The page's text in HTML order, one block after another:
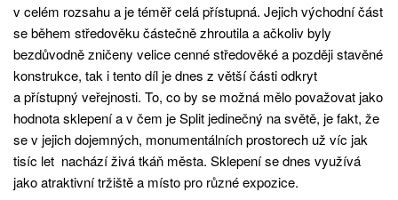
v celém rozsahu a je téměř celá přístupná. Jejich východní část
se během středověku částečně zhroutila a ačkoliv byly
bezdůvodně zničeny velice cenné středověké a později stavěné
konstrukce, tak i tento díl je dnes z větší části odkryt
a přístupný veřejnosti. To, co by se možná mělo považovat jako
hodnota sklepení a v čem je Split jedinečný na světě, je fakt, že
se v jejich dojemných, monumentálních prostorech už víc jak
tisíc let nachází živá tkáň města. Sklepení se dnes využívá
jako atraktivní tržiště a místo pro různé expozice.